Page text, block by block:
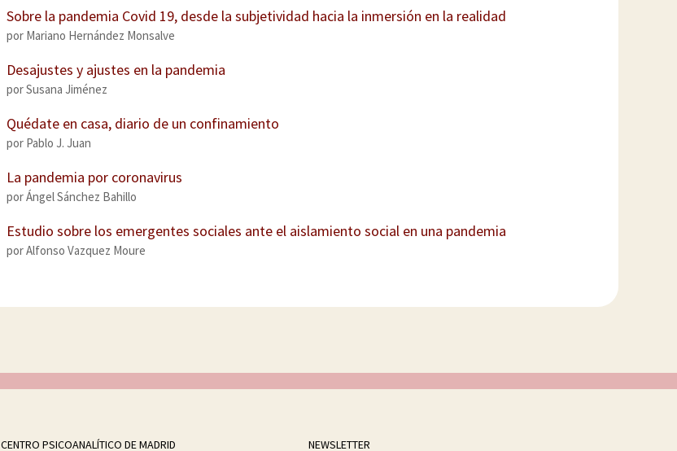
Sobre la pandemia Covid 19, desde la subjetividad hacia la inmersión en la realidad
por Mariano Hernández Monsalve
Desajustes y ajustes en la pandemia
porSusana Jiménez
Quédate en casa, diario de un confinamiento
por Pablo J. Juan
La pandemia por coronavirus
porÁngel Sánchez Bahillo
Estudio sobre los emergentes sociales ante el aislamiento social en una pandemia
porAlfonso Vazquez Moure
CENTRO PSICOANALÍTICO DE MADRID NEWSLETTER